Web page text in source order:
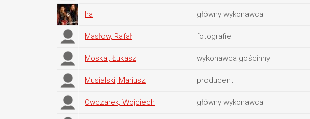
Ira główny wykonawca
Masłow, Rafał fotografie
Moskal, Łukasz wykonawca gościnny
Musialski, Mariusz producent
Owczarek, Wojciech główny wykonawca